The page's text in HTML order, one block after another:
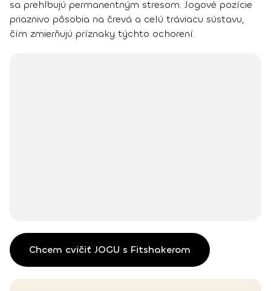
sa prehlbujú permanentným stresom. Jogové pozície
priaznivo pôsobia na črevá a celú tráviacu sústavu,
čím zmierňujú príznaky týchto ochorení.
Chcem cvičiť JOGU s Fitshakerom